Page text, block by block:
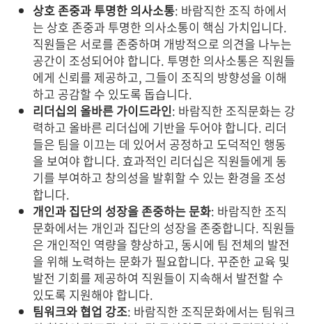
상호 존중과 투명한 의사소통: 바람직한 조직 하에서
는 상호 존중과 투명한 의사소통이 핵심 가치입니다.
직원들은 서로를 존중하며 개방적으로 의견을 나누는
공간이 조성되어야 합니다. 투명한 의사소통은 직원들
에게 신뢰를 제공하고, 그들이 조직의 방향성을 이해
하고 공감할 수 있도록 돕습니다.
리더십의 올바른 가이드라인: 바람직한 조직문화는 강
력하고 올바른 리더십에 기반을 두어야 합니다. 리더
들은 팀을 이끄는 데 있어서 공정하고 도덕적인 행동
을 보여야 합니다. 효과적인 리더십은 직원들에게 동
기를 부여하고 창의성을 발휘할 수 있는 환경을 조성
합니다.
개인과 집단의 성장을 존중하는 문화: 바람직한 조직
문화에서는 개인과 집단의 성장을 존중합니다. 직원들
은 개인적인 역량을 향상하고, 동시에 팀 전체의 발전
을 위해 노력하는 문화가 필요합니다. 꾸준한 교육 및
발전 기회를 제공하여 직원들이 지속해서 발전할 수
있도록 지원해야 합니다.
팀워크와 협업 강조: 바람직한 조직문화에서는 팀워크